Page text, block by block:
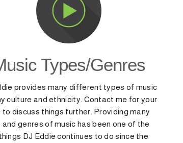
Types/Genres
provides many different types of music
culture and ethnicity. Contact me for your
to discuss things further. Providing many
and genres of music has been one of the
DJ Eddie continues to do since the